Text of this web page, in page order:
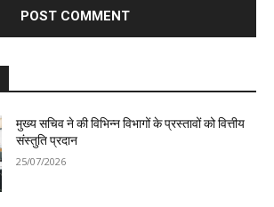
मुख्य सचिव ने की विभिन्न विभागों के प्रस्तावों को वित्तीय
संस्तुति प्रदान
25/07/2026